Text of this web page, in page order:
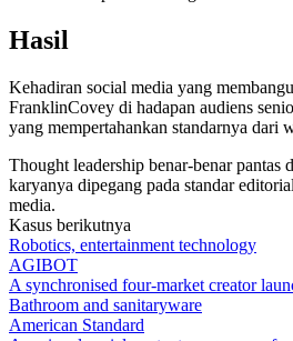
Hasil
Kehadiran social media yang
FranklinCovey di hadapan audiens
yang mempertahankan standarnya dari
Thought leadership benar-benar pantas
karyanya dipegang pada standar
media.
Kasus berikutnya
Robotics, entertainment technology
AGIBOT
A synchronised four-market creator
Bathroom and sanitaryware
American Standard